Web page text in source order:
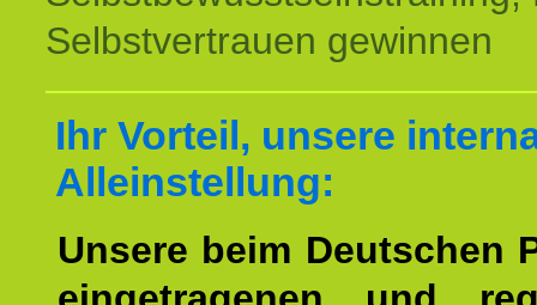
Selbstvertrauen gewinnen
Ihr Vorteil, unsere
Alleinstellung:
Unsere beim Deutschen